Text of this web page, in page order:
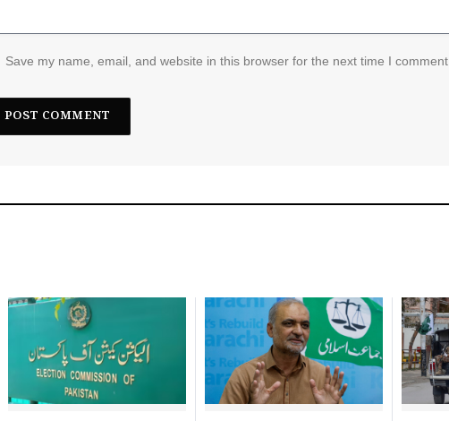
Save my name, email, and website in this browser for the next time I comment.